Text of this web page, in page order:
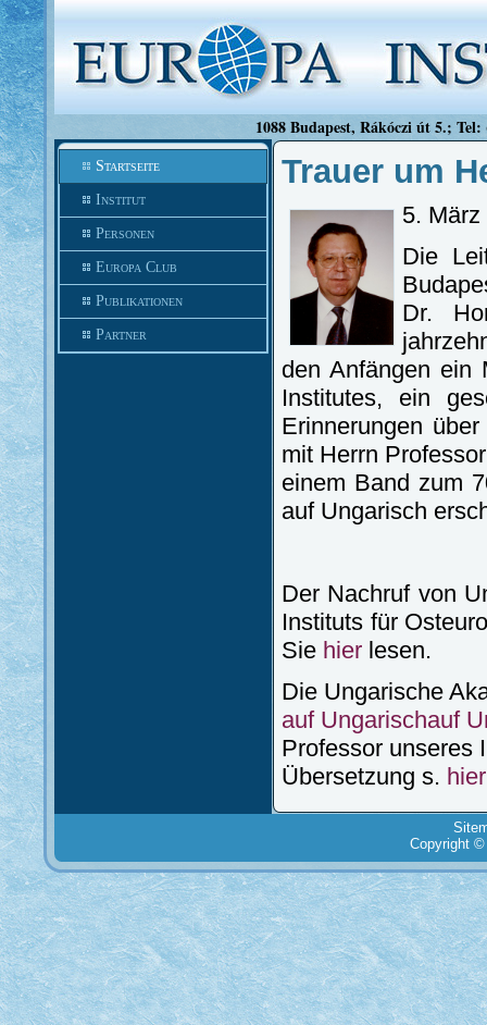
1088 Budapest, Rákóczi út 5.;
Startseite
Institut
Personen
Europa Club
Publikationen
Partner
Trauer um
5. März
Die
Dr.
den Anfängen ein
Institutes, ein
Erinnerungen
mit Herrn
einem Band zum
auf Ungarisch
Der Nachruf von
Instituts für
Sie hier lesen.
Die Ungarische
auf Ungarischauf
Professor unseres
Übersetzung s. hier
Copyright ©